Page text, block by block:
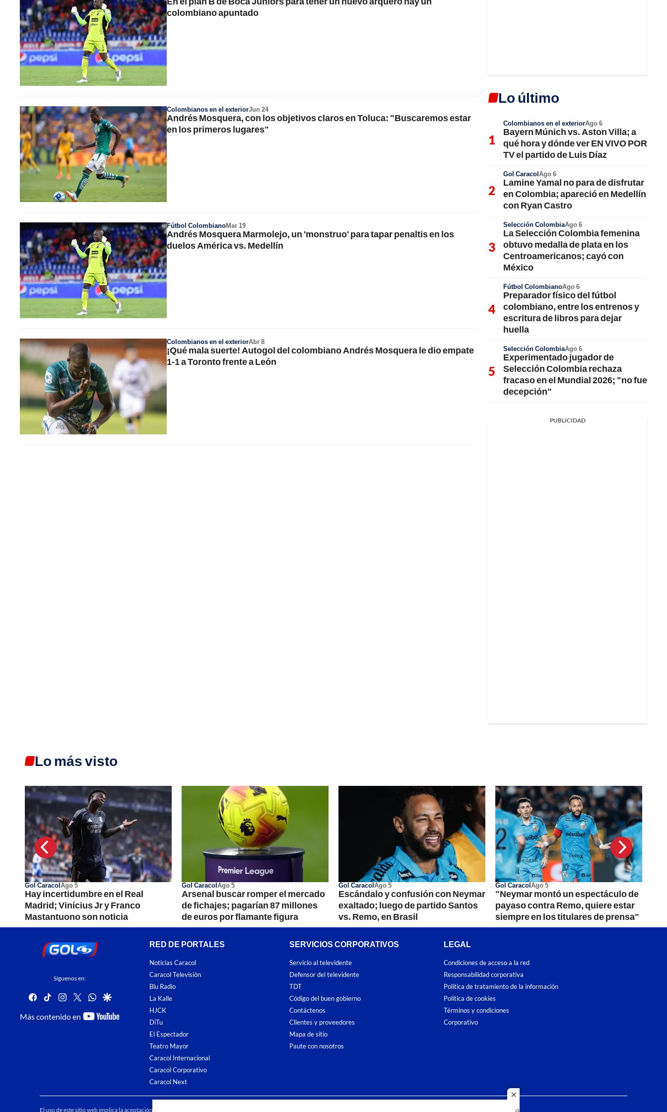
close
colombiano apuntado
Colombianos en el exteriorJun 24
Andrés Mosquera, con los objetivos claros en Toluca: "Buscaremos estar
en los primeros lugares"
Fútbol ColombianoMar 19
Andrés Mosquera Marmolejo, un 'monstruo' para tapar penaltis en los
duelos América vs. Medellín
Colombianos en el exteriorAbr 8
¡Qué mala suerte! Autogol del colombiano Andrés Mosquera le dio empate
1-1 a Toronto frente a León
Lo último
Colombianos en el exteriorAgo 6
Bayern Múnich vs. Aston Villa; a
qué hora y dónde ver EN VIVO POR
TV el partido de Luis Díaz
Gol CaracolAgo 6
Lamine Yamal no para de disfrutar
en Colombia; apareció en Medellín
con Ryan Castro
Selección ColombiaAgo 6
La Selección Colombia femenina
obtuvo medalla de plata en los
Centroamericanos; cayó con
México
Fútbol ColombianoAgo 6
Preparador físico del fútbol
colombiano, entre los entrenos y
escritura de libros para dejar
huella
Selección ColombiaAgo 6
Experimentado jugador de
Selección Colombia rechaza
fracaso en el Mundial 2026; "no fue
decepción"
PUBLICIDAD
Lo más visto
Gol CaracolAgo 5
Hay incertidumbre en el Real
Madrid; Vinícius Jr y Franco
Mastantuono son noticia
Gol CaracolAgo 5
Arsenal buscar romper el mercado
de fichajes; pagarían 87 millones
de euros por flamante figura
Gol CaracolAgo 5
Escándalo y confusión con Neymar
exaltado; luego de partido Santos
vs. Remo, en Brasil
Gol CaracolAgo 5
"Neymar montó un espectáculo de
payaso contra Remo, quiere estar
siempre en los titulares de prensa"
Síguenos en:
facebook
tiktokinstagram
twitterwhatsapp
google
Más contenido en
youtube-
RED DE PORTALES
Noticias Caracol
Caracol Televisión
Blu Radio
La Kalle
HJCK
DiTu
El Espectador
Teatro Mayor
Caracol Internacional
Caracol Corporativo
Caracol Next
SERVICIOS CORPORATIVOS
Servicio al televidente
Defensor del televidente
TDT
Código del buen gobierno
Contáctenos
Clientes y proveedores
Mapa de sitio
Paute con nosotros
LEGAL
Condiciones de acceso a la red
Responsabilidad corporativa
Política de tratamiento de la información
Política de cookies
Términos y condiciones
Corporativo
El uso de este sitio web implica la aceptación de los